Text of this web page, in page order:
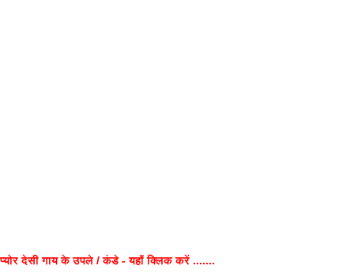
प्योर देसी गाय के उपले / कंडे - यहाँ क्लिक करें .......